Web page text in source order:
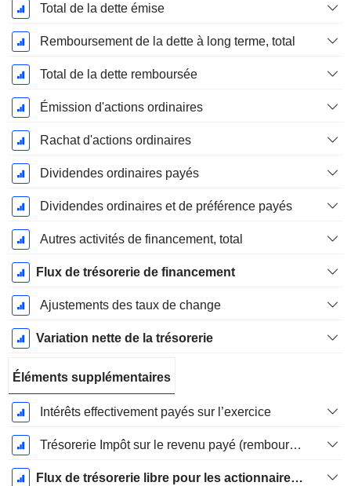
Total de la dette émise
Remboursement de la dette à long terme, total
Total de la dette remboursée
Émission d'actions ordinaires
Rachat d'actions ordinaires
Dividendes ordinaires payés
Dividendes ordinaires et de préférence payés
Autres activités de financement, total
Flux de trésorerie de financement
Ajustements des taux de change
Variation nette de la trésorerie
Éléments supplémentaires
Intérêts effectivement payés sur l’exercice
Trésorerie Impôt sur le revenu payé (remboursement)Impôt effectivement payé (remboursé) sur l’exercice
Flux de trésorerie libre pour les actionnaires FCFE